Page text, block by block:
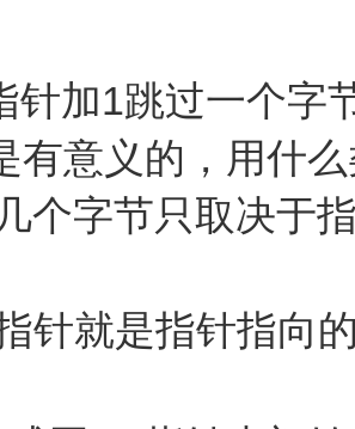
针加1跳过一个字
有意义的，用什
个字节只取决于
针就是指针指向